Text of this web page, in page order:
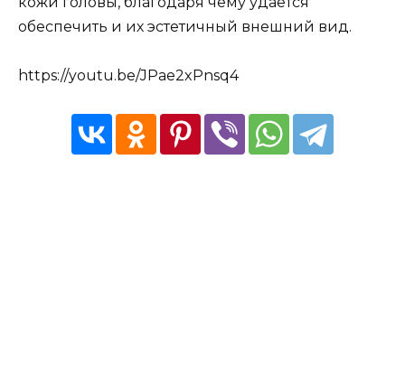
обеспечить и их эстетичный внешний вид.
https://youtu.be/JPae2xPnsq4